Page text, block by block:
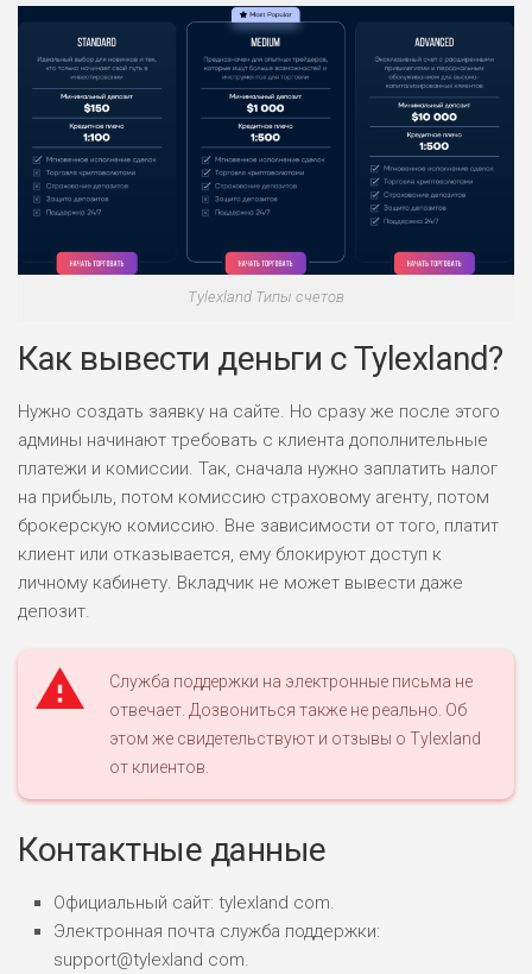
Tylexland Типы счетов
Как вывести деньги с Tylexland?
Нужно создать заявку на сайте. Но сразу же после этого
админы начинают требовать с клиента дополнительные
платежи и комиссии. Так, сначала нужно заплатить налог
на прибыль, потом комиссию страховому агенту, потом
брокерскую комиссию. Вне зависимости от того, платит
клиент или отказывается, ему блокируют доступ к
личному кабинету. Вкладчик не может вывести даже
депозит.
Служба поддержки на электронные письма не
отвечает. Дозвониться также не реально. Об
этом же свидетельствуют и отзывы о Tylexland
от клиентов.
Контактные данные
Официальный сайт: tylexland com.
Электронная почта служба поддержки:
support@tylexland com.